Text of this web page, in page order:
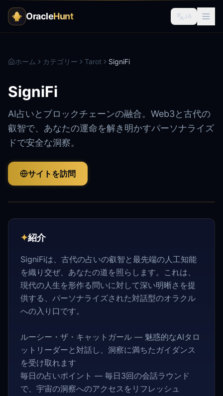
OracleHunt JA
ホーム カテゴリー Tarot SigniFi
SigniFi
AI占いとブロックチェーンの融合。Web3と古代の
叡智で、あなたの運命を解き明かすパーソナライズ
ドで安全な洞察。
サイトを訪問
✦紹介
SigniFiは、古代の占いの叡智と最先端の人工知能
を織り交ぜ、あなたの道を照らします。これは、
現代の人生を形作る問いに対して深い明晰さを提
供する、パーソナライズされた対話型のオラクル
への入り口です。
ルーシー・ザ・キャットガール — 魅惑的なAIタロ
ットリーダーと対話し、洞察に満ちたガイダンス
を受け取れます
毎日の占いポイント — 毎日3回の会話ラウンド
で、宇宙の洞察へのアクセスをリフレッシュ